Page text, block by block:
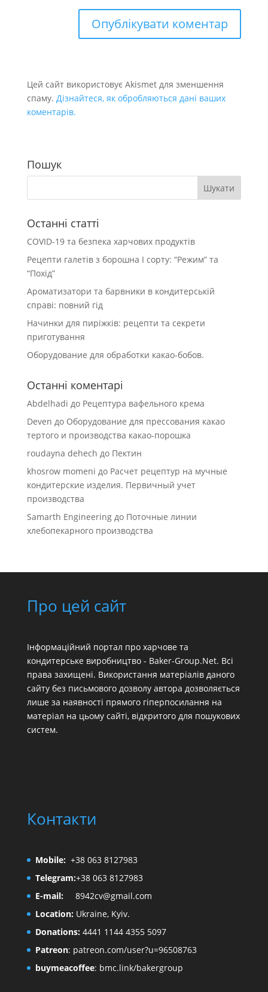
Цей сайт використовує Akismet для зменшення
спаму. Дізнайтеся, як обробляються дані ваших
коментарів.
Пошук
Останні статті
COVID-19 та безпека харчових продуктів
Рецепти галетів з борошна І сорту: “Режим” та
“Похід”
Ароматизатори та барвники в кондитерській
справі: повний гід
Начинки для пиріжків: рецепти та секрети
приготування
Оборудование для обработки какао-бобов.
Останні коментарі
Abdelhadi до Рецептура вафельного крема
Deven до Оборудование для прессования какао
тертого и производства какао-порошка
roudayna dehech до Пектин
khosrow momeni до Расчет рецептур на мучные
кондитерские изделия. Первичный учет
производства
Samarth Engineeringдо Поточные линии
хлебопекарного производства
Про цей сайт
Інформаційний портал про харчове та
кондитерське виробництво - Baker-Group.Net. Всі
права захищені. Використання матеріалів даного
сайту без письмового дозволу автора дозволяється
лише за наявності прямого гіперпосилання на
матеріал на цьому сайті, відкритого для пошукових
систем.
Контакти
Mobile: +38 063 8127983
Telegram:+38 063 8127983
E-mail:
8942cv@gmail.com
Location:Ukraine, Kyiv.
Donations:4441 1144 4355 5097
Patreon: patreon.com/user?u=96508763
buymeacoffee: bmc.link/bakergroup